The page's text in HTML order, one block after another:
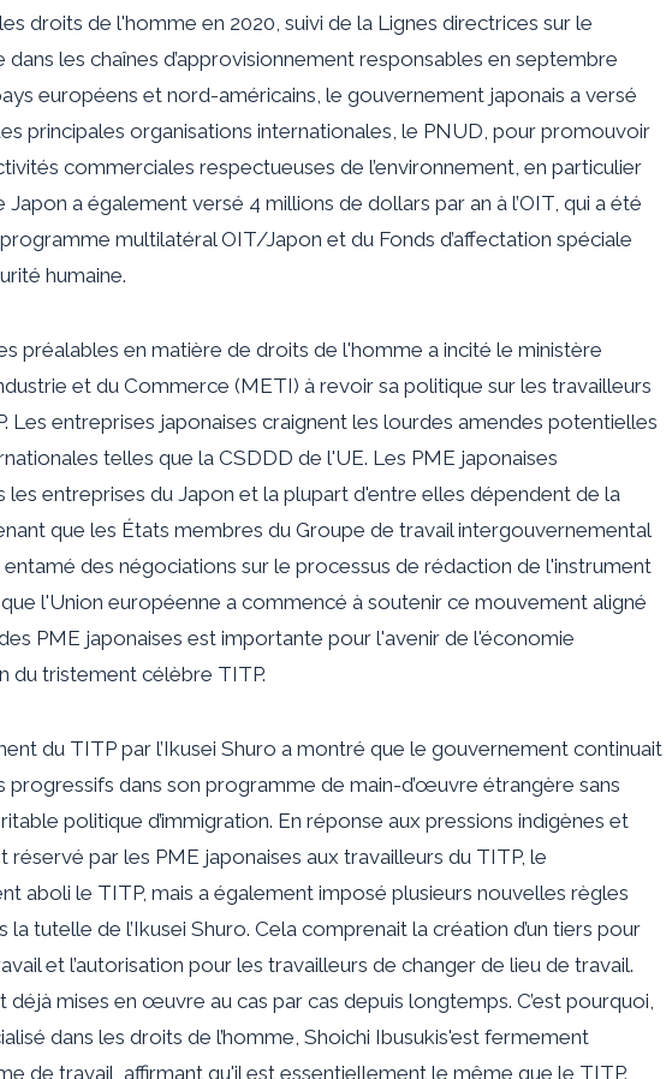
droits de l'homme en 2020, suivi de la Lignes directrices sur le
les chaînes d’approvisionnement responsables en septembre
européens et nord-américains, le gouvernement japonais a versé
principales organisations internationales, le PNUD, pour promouvoir
commerciales respectueuses de l’environnement, en particulier
Japon a également versé 4 millions de dollars par an à l’OIT, qui a été
multilatéral OIT/Japon et du Fonds d’affectation spéciale
humaine.
préalables en matière de droits de l'homme a incité le ministère
et du Commerce (METI) à revoir sa politique sur les travailleurs
Les entreprises japonaises craignent les lourdes amendes potentielles
telles que la CSDDD de l'UE. Les PME japonaises
entreprises du Japon et la plupart d'entre elles dépendent de la
que les États membres du Groupe de travail intergouvernemental
des négociations sur le processus de rédaction de l'instrument
l'Union européenne a commencé à soutenir ce mouvement aligné
PME japonaises est importante pour l'avenir de l'économie
du tristement célèbre TITP.
du TITP par l’Ikusei Shuro a montré que le gouvernement continuait
progressifs dans son programme de main-d’œuvre étrangère sans
politique d’immigration. En réponse aux pressions indigènes et
par les PME japonaises aux travailleurs du TITP, le
aboli le TITP, mais a également imposé plusieurs nouvelles règles
tutelle de l’Ikusei Shuro. Cela comprenait la création d’un tiers pour
et l’autorisation pour les travailleurs de changer de lieu de travail.
mises en œuvre au cas par cas depuis longtemps. C’est pourquoi,
dans les droits de l’homme, Shoichi Ibusukis'est fermement
de travail, affirmant qu'il est essentiellement le même que le TITP.